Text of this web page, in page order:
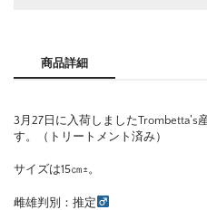
商品詳細
3月27日に入荷しました
す。（トリートメント済み）
サイズは15㎝±。
雌雄判別：推定